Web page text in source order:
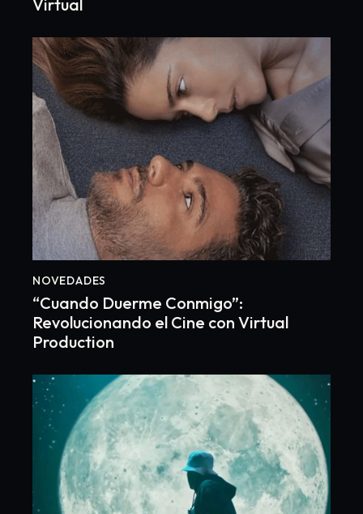
Virtual
NOVEDADES
“Cuando Duerme Conmigo”:
Revolucionando el Cine con Virtual
Production